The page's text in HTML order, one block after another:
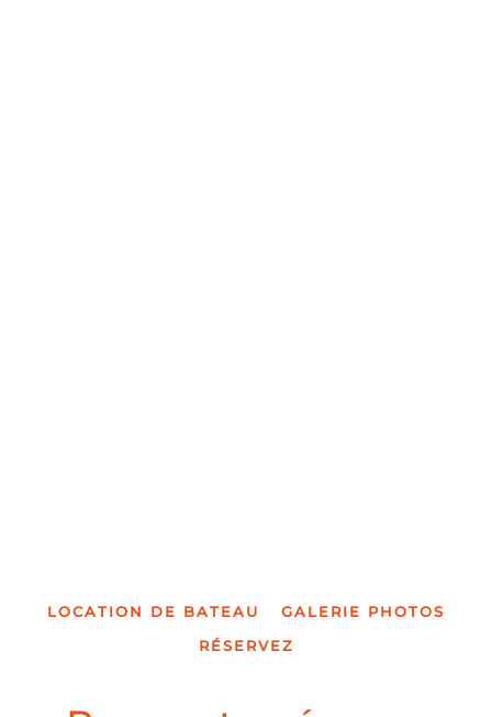
LOCATION DE BATEAU
GALERIE PHOTOS
RÉSERVEZ